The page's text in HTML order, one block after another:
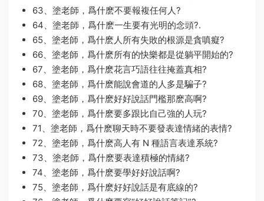
63、塗老師，爲什麽不要報複任何人?
64、塗老師，爲什麽一生要有光明的念頭?.
65、塗老師，爲什麽人所有失敗的根源是貪嗔癡?
66、塗老師，爲什麽所有的快樂都是從躺平開始的?
67、塗老師，爲什麽花言巧語往往掩蓋真相?
68、塗老師，爲什麽能說會道的人多是騙子?
69、塗老師，爲什麽好好說話門檻那麽高啊?
70、塗老師，爲什麽要多跟比自己強的人玩?
71、塗老師，爲什麽聊天時不要發表達情緒的表情?
72、塗老師，爲什麽高人有 N 種語言表達系統?
73、塗老師，爲什麽要表達積極的情緒?
74、塗老師，爲什麽要學好好說話啊?
75、塗老師，爲什麽好好說話是有底線的?